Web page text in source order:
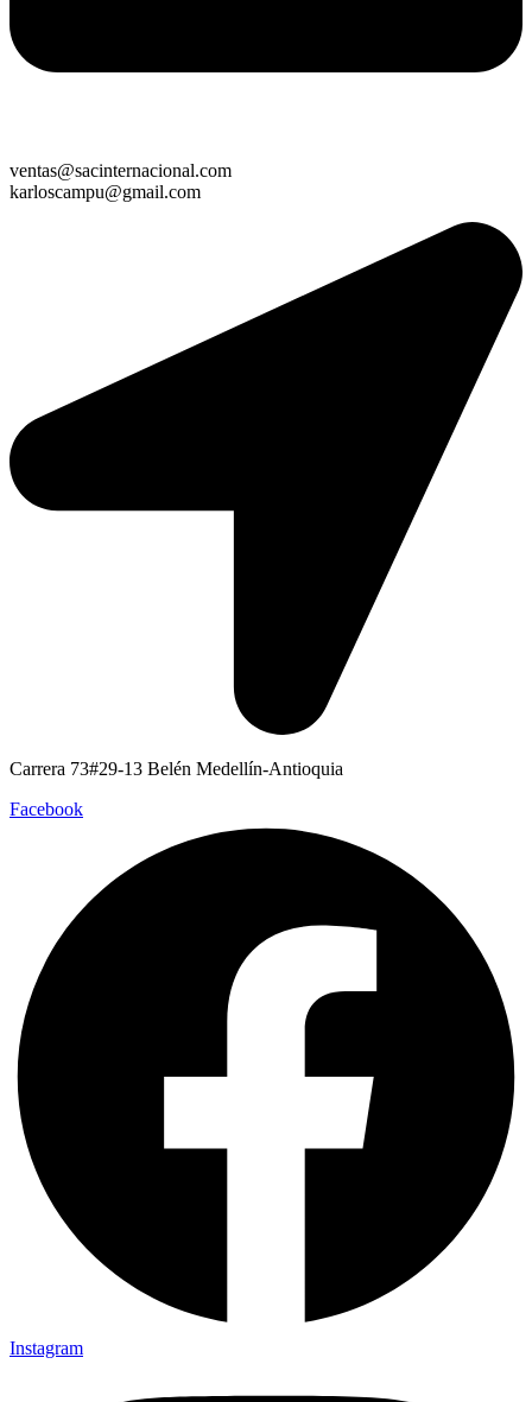
ventas@sacinternacional.com
karloscampu@gmail.com
Carrera 73#29-13 Belén Medellín-Antioquia
Facebook
Instagram